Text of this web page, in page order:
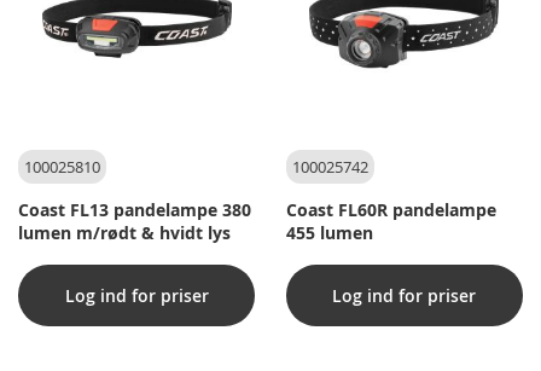
100025810
Coast FL13 pandelampe 380
lumen m/rødt & hvidt lys
Log ind for priser
100025742
Coast FL60R pandelampe
455 lumen
Log ind for priser